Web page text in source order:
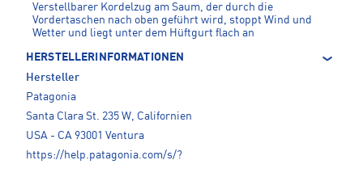
Verstellbarer Kordelzug am Saum, der durch die
Vordertaschen nach oben geführt wird, stoppt Wind und
Wetter und liegt unter dem Hüftgurt flach an
HERSTELLERINFORMATIONEN
Hersteller
Patagonia
Santa Clara St. 235 W, Californien
USA - CA 93001 Ventura
https://help.patagonia.com/s/?